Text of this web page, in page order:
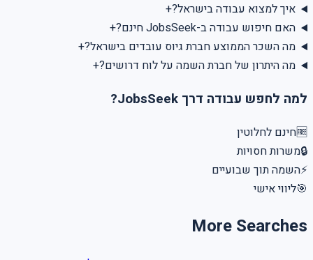
איך למצוא עבודה בישראל?+
האם חיפוש עבודה ב-JobsSeek חינם?
+
מה השכר הממוצע חברת גיוס עובדים בישראל?+
מה היתרון של חברת השמה על לוח דרושים?+
למה לחפש עבודה דרך JobsSeek?
🆓חינם לחלוטין
🔒משרות חסויות
⚡השמה תוך שבועיים
🎯ליווי אישי
More Searches